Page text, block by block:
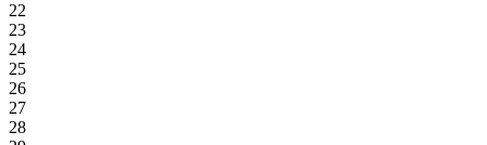
22
23
24
25
26
27
28